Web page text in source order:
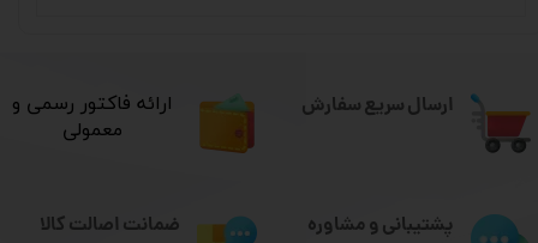
ارسال سریع سفارش
​ارائه فاکتور رسمی و
معمولی
پشتیبانی و مشاوره ضمانت اصالت کالا